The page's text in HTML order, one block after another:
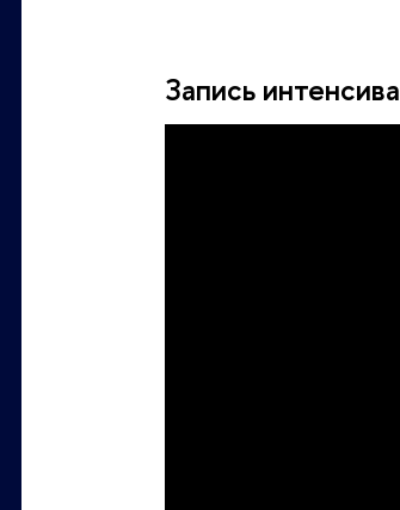
Запись интенсива